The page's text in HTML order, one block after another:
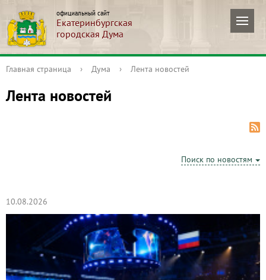
официальный сайт
Екатеринбургская
городская Дума
Главная страница › Дума › Лента новостей
Лента новостей
Поиск по новостям
10.08.2026